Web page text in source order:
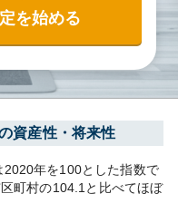
を始める
資産性・将来性
2020年を100とした指数で
町村の104.1 と比べてほぼ